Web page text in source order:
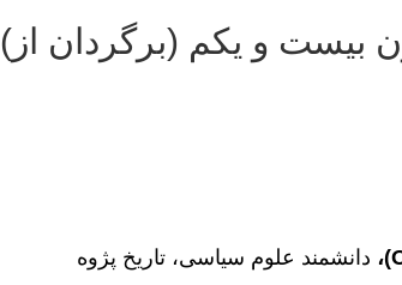
بیست و یکم (برگردان از)
)، دانشمند علوم سیاسی، تاریخ پژوه